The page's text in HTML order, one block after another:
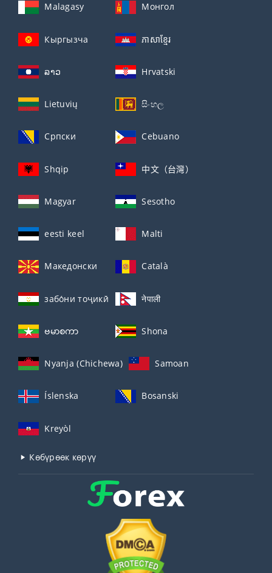
Malagasy Монгол
Кыргызча ភាសាខ្មែរ
ລາວ Hrvatski
Lietuvių සිංහල
Српски Cebuano
Shqip 中文（台灣）
Magyar Sesotho
eesti keel Malti
Македонски Català
забо́ни тоҷикӣ́ नेपाली
ဗမာစကာ Shona
Nyanja (Chichewa) Samoan
Íslenska Bosanski
Kreyòl
Көбүрөөк көрүү